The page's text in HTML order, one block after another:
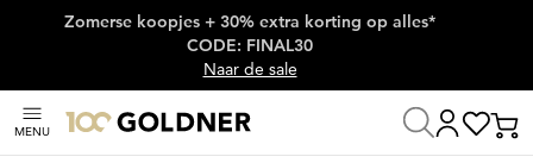
Skip naar hoofdinhoud
Zomerse koopjes + 30% extra korting op alles*
CODE: FINAL30
Naar de sale
MENU